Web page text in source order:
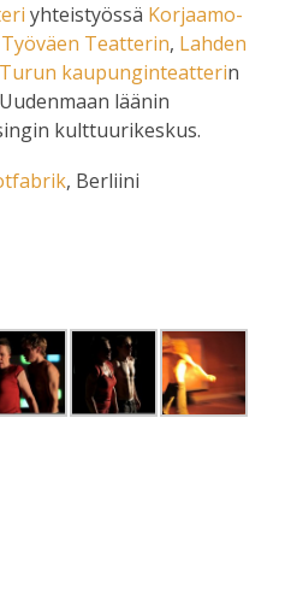
yhteistyössä Korjaamo-
Työväen Teatterin, Lahden
Turun kaupunginteatterin
läänin
kulttuurikeskus.
, Berliini